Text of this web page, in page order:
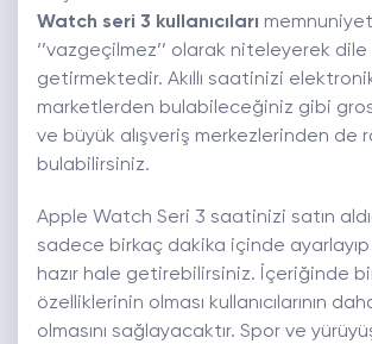
Watch seri 3 kullanıcıları
‘’vazgeçilmez’’ olarak niteleyerek dile
getirmektedir. Akıllı saatinizi
marketlerden bulabileceğiniz gibi
ve büyük alışveriş merkezlerinden de
bulabilirsiniz.
Apple Watch Seri 3 saatinizi satın
sadece birkaç dakika içinde ayarlayıp
hazır hale getirebilirsiniz. İçeriğinde
özelliklerinin olması kullanıcılarının
olmasını sağlayacaktır. Spor ve